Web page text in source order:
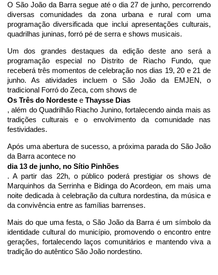
O São João da Barra segue até o dia 27 de junho, percorrendo
diversas comunidades da zona urbana e rural com uma
programação diversificada que inclui apresentações culturais,
quadrilhas juninas, forró pé de serra e shows musicais.
Um dos grandes destaques da edição deste ano será a
programação especial no Distrito de Riacho Fundo, que
receberá três momentos de celebração nos dias 19, 20 e 21 de
junho. As atividades incluem o São João da EMJEN, o
tradicional Forró do Zeca, com shows de
Os Três do Nordeste e Thaysse Dias
, além do Quadrilhão Riacho Junino, fortalecendo ainda mais as
tradições culturais e o envolvimento da comunidade nas
festividades.
Após uma abertura de sucesso, a próxima parada do São João
da Barra acontece no
dia 13 de junho, no Sítio Pinhões
. A partir das 22h, o público poderá prestigiar os shows de
Marquinhos da Serrinha e Bidinga do Acordeon, em mais uma
noite dedicada à celebração da cultura nordestina, da música e
da convivência entre as famílias barrenses.
Mais do que uma festa, o São João da Barra é um símbolo da
identidade cultural do município, promovendo o encontro entre
gerações, fortalecendo laços comunitários e mantendo viva a
tradição do autêntico São João nordestino.